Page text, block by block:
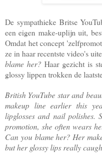
De sympathieke Britse
een eigen make-uplijn uit,
Omdat het concept
ze in haar recentste video's
blame her? Haar gezicht is
glossy lippen trokken de
British YouTube star and
makeup line earlier this
lipglosses and nail polishes.
promotion, she often wears
Can you blame her? Her
but her glossy lips really